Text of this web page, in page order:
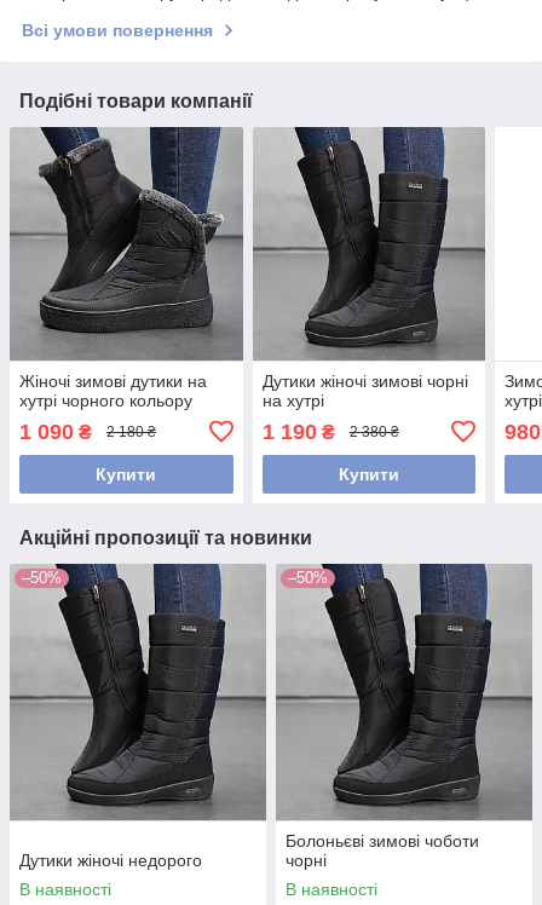
Всі умови повернення
Подібні товари компанії
Жіночі зимові дутики на
хутрі чорного кольору
1 090 ₴ 2 180 ₴
Купити
Дутики жіночі зимові чорні
на хутрі
1 190₴ 2 380 ₴
Купити
980
Акційні пропозиції та новинки
–50%
Дутики жіночі недорого
В наявності
–50%
Болоньєві зимові чоботи
чорні
В наявності